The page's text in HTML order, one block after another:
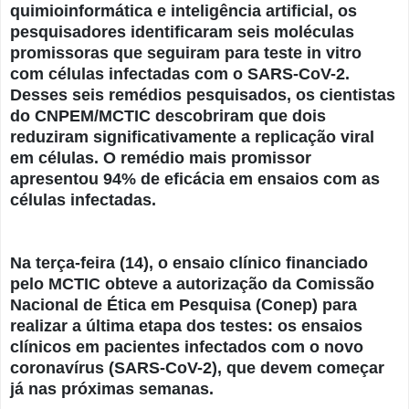
quimioinformática e inteligência artificial, os
pesquisadores identificaram seis moléculas
promissoras que seguiram para teste in vitro
com células infectadas com o SARS-CoV-2.
Desses seis remédios pesquisados, os cientistas
do CNPEM/MCTIC descobriram que dois
reduziram significativamente a replicação viral
em células. O remédio mais promissor
apresentou 94% de eficácia em ensaios com as
células infectadas.
Na terça-feira (14), o ensaio clínico financiado
pelo MCTIC obteve a autorização da Comissão
Nacional de Ética em Pesquisa (Conep) para
realizar a última etapa dos testes: os ensaios
clínicos em pacientes infectados com o novo
coronavírus (SARS-CoV-2), que devem começar
já nas próximas semanas.